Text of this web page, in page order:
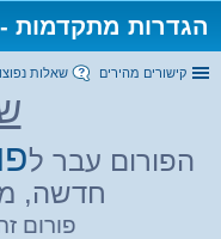
הגדרות מתקדמות -
קישורים מהירים שאלות
הפורום עבר ל
חדשה,
פורום